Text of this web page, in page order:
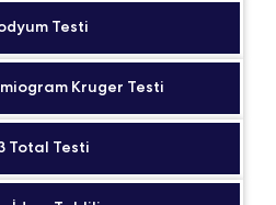
Testi
Kruger Testi
Total Testi